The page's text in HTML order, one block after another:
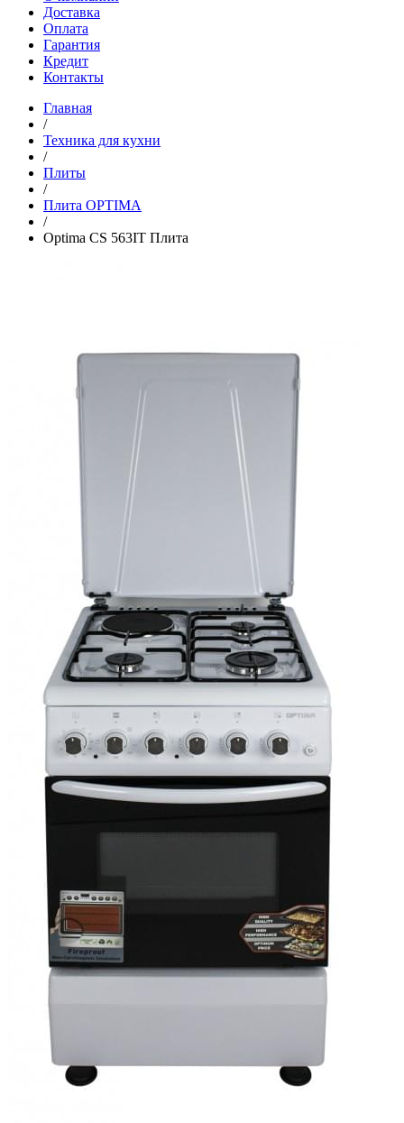
Доставка
Оплата
Гарантия
Кредит
Контакты
Главная
/
Техника для кухни
/
Плиты
/
Плита OPTIMA
/
Optima CS 563IT Плита